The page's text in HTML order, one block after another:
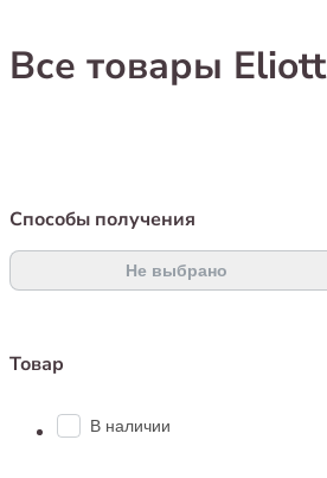
Все товары Eliott
Способы получения
Не выбрано
Товар
В наличии